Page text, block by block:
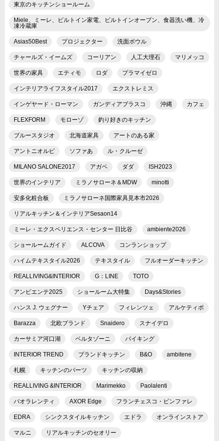
東京のキッチンショールーム
Miele、ミーレ、ビルトイン家電、ビルトインオーブン、食器洗い機、冷
凍冷蔵庫
Asias50Best プロジェクター 洗面ボウル
チャールズ・イームズ コーリアン 人工大理石 マリメッコ
世界の家具 エティモ ロダ プラマイゼロ
インテリアライフスタイル2017 エクストレミス
インゲヤード・ローマン ガンディアブラスコ 沖縄 カフェ
FLEXFORM モローゾ 釣り好きのキッチン
ブルースタジオ 北海道家具 アートのある家
アントニオルピ ソファあ ル・クルーゼ
MILANO SALONE2017 アガペ ダダ ISH2023
世界のインテリア ミラノサローネ＆MDW minotti
安多化粧合板 ミラノサローネ国際家具見本市2026
リアルキッチン＆インテリアSesaon14
ミーレ・エクスペリエンス・センター 日比谷 ambiente2026
ショールームガイド ALCOVA コンランショップ
ハイムテキスタイル2026 テキスタイル フルオーダーキッチン
REALLIVING&INTERIOR G：LINE TOTO
アンビエンテ2025 ショールーム大特集 Days&Stories
ハンス J. ウェグナー Yチェア フィレンツェ アルケティポ
Barazza 北欧ブランド Snaidero スナイデロ
カーサミア河口湖 ベルタゾーニ バイキング
INTERIOR TREND ブランドキッチン B&O ambitene
札幌 キッチンのパーツ キッチンの収納
REALLIVING &INTERIOR Marimekko Paolalenti
パオラレンティ AXOR Edge フランチェスコ・ビンファレ
EDRA シンクスタイルキッチン エドラ オンラインストア
マルニ リアルキッチンのセオリー